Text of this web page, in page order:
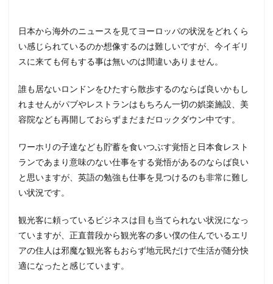
日本から海外のニュースを見てヨーロッパの状況をどれくら
い感じられているのか想像するのは難しいですが、今イギリ
スに来ても何もする事は無いのは間違いありません。
誰も居ないロンドンをひたすら散歩するのならば良いかもし
れませんがパブやレストランはもちろん一切の娯楽施設、美
容院なども再開しておらずまだまだロックダウン中です。
ワーホリの子達なども貯蓄を食いつぶす覚悟と日本食レスト
ランであまり意味のない仕事をする覚悟があるのならば良い
と思いますが、英語の勉強も仕事を見つけるのも非常に難し
い状況です。
観光客に頼っているビジネスは目も当てられない状況になっ
ていますが、正直普段から観光客の多い僕の住んでいるエリ
アの住人は邪魔な観光客もおらず地元民だけで生活が随分快
適になったと感じています。